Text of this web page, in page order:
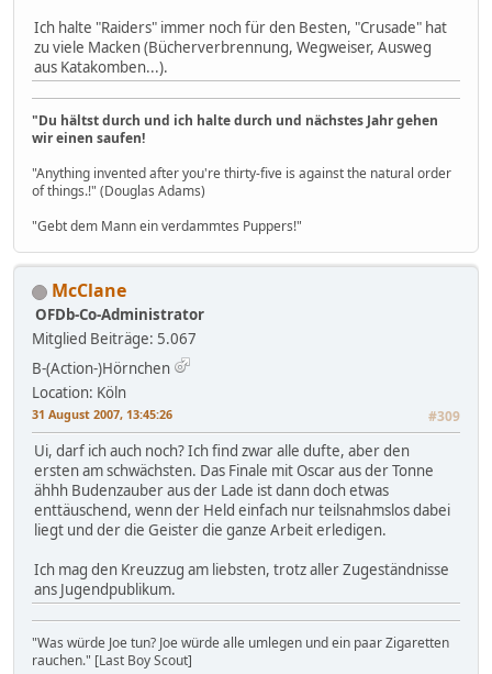
Ich halte "Raiders" immer noch für den Besten, "Crusade" hat
zu viele Macken (Bücherverbrennung, Wegweiser, Ausweg
aus Katakomben...).
"Du hältst durch und ich halte durch und nächstes Jahr gehen
wir einen saufen!
"Anything invented after you're thirty-five is against the natural order
of things.!" (Douglas Adams)
"Gebt dem Mann ein verdammtes Puppers!"
McClane
OFDb-Co-Administrator
Mitglied Beiträge: 5.067
B-(Action-)Hörnchen
Location: Köln
31 August 2007, 13:45:26 #309
Ui, darf ich auch noch? Ich find zwar alle dufte, aber den
ersten am schwächsten. Das Finale mit Oscar aus der Tonne
ähhh Budenzauber aus der Lade ist dann doch etwas
enttäuschend, wenn der Held einfach nur teilsnahmslos dabei
liegt und der die Geister die ganze Arbeit erledigen.
Ich mag den Kreuzzug am liebsten, trotz aller Zugeständnisse
ans Jugendpublikum.
"Was würde Joe tun? Joe würde alle umlegen und ein paar Zigaretten
rauchen." [Last Boy Scout]